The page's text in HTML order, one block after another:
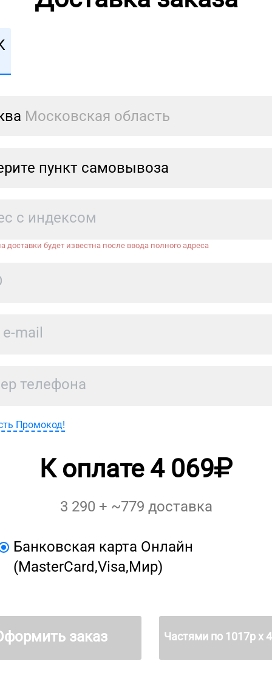
Московская область
пункт самовывоза
доставки будет известна после ввода полного адреса
Промокод!
К оплате 4 069
3 290 + ~779 доставка
Банковская карта Онлайн
(MasterCard,Visa,Мир)
заказ Частями по 1017р х